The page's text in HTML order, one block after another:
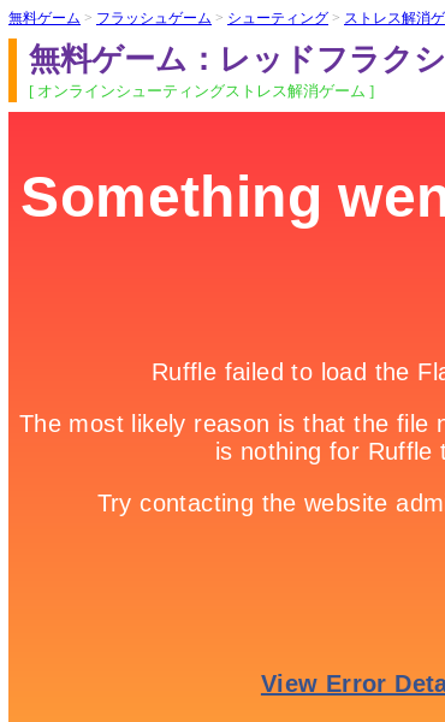
無料ゲーム > フラッシュゲーム > シューティング > ストレス解消
無料ゲーム：レッドフラク
[ オンラインシューティングストレス解消ゲーム ]